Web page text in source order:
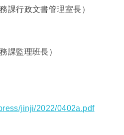
課行政文書管理室長）
課監理班長）
jinji/2022/0402a.pdf